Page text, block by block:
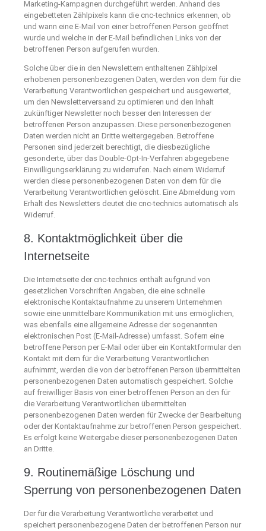
Marketing-Kampagnen durchgeführt werden. Anhand des
eingebetteten Zählpixels kann die cnc-technics erkennen, ob
und wann eine E-Mail von einer betroffenen Person geöffnet
wurde und welche in der E-Mail befindlichen Links von der
betroffenen Person aufgerufen wurden.
Solche über die in den Newslettern enthaltenen Zählpixel
erhobenen personenbezogenen Daten, werden von dem für die
Verarbeitung Verantwortlichen gespeichert und ausgewertet,
um den Newsletterversand zu optimieren und den Inhalt
zukünftiger Newsletter noch besser den Interessen der
betroffenen Person anzupassen. Diese personenbezogenen
Daten werden nicht an Dritte weitergegeben. Betroffene
Personen sind jederzeit berechtigt, die diesbezügliche
gesonderte, über das Double-Opt-In-Verfahren abgegebene
Einwilligungserklärung zu widerrufen. Nach einem Widerruf
werden diese personenbezogenen Daten von dem für die
Verarbeitung Verantwortlichen gelöscht. Eine Abmeldung vom
Erhalt des Newsletters deutet die cnc-technics automatisch als
Widerruf.
8. Kontaktmöglichkeit über die
Internetseite
Die Internetseite der cnc-technics enthält aufgrund von
gesetzlichen Vorschriften Angaben, die eine schnelle
elektronische Kontaktaufnahme zu unserem Unternehmen
sowie eine unmittelbare Kommunikation mit uns ermöglichen,
was ebenfalls eine allgemeine Adresse der sogenannten
elektronischen Post (E-Mail-Adresse) umfasst. Sofern eine
betroffene Person per E-Mail oder über ein Kontaktformular den
Kontakt mit dem für die Verarbeitung Verantwortlichen
aufnimmt, werden die von der betroffenen Person übermittelten
personenbezogenen Daten automatisch gespeichert. Solche
auf freiwilliger Basis von einer betroffenen Person an den für
die Verarbeitung Verantwortlichen übermittelten
personenbezogenen Daten werden für Zwecke der Bearbeitung
oder der Kontaktaufnahme zur betroffenen Person gespeichert.
Es erfolgt keine Weitergabe dieser personenbezogenen Daten
an Dritte.
9. Routinemäßige Löschung und
Sperrung von personenbezogenen Daten
Der für die Verarbeitung Verantwortliche verarbeitet und
speichert personenbezogene Daten der betroffenen Person nur